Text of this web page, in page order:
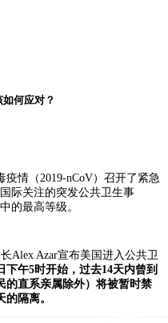
何应对？
情（2019-nCoV）召开了紧急
际关注的突发公共卫生事
的最高等级。
Alex Azar宣布美国进入公共卫
下午5时开始，过去14天内曾到
的直系亲属除外）将被暂时禁
隔离。